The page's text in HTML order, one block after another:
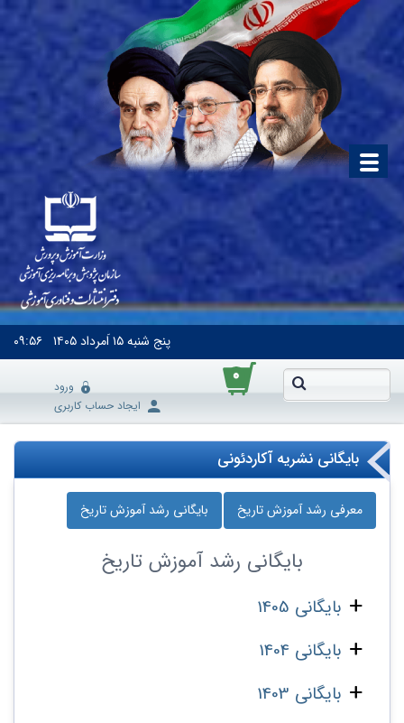
پنج شنبه۱۵ اَمرداد ۱۴۰۵ ۰۹:۵۶
۰
ورود
ایجاد حساب کاربری
بایگانی نشریه آکاردئونی
معرفی رشد آموزش تاریخ بایگانی رشد آموزش تاریخ
بایگانی رشد آموزش تاریخ
بایگانی 1405
بایگانی 1404
بایگانی 1403